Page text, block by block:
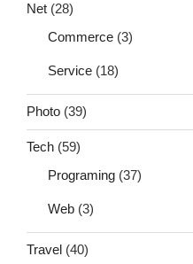
Net (28)
Commerce (3)
Service (18)
Photo (39)
Tech (59)
Programing (37)
Web (3)
Travel (40)